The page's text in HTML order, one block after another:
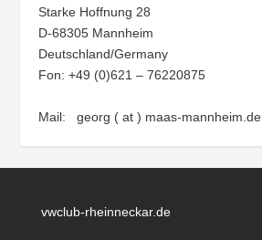
Starke Hoffnung 28
D-68305 Mannheim
Deutschland/Germany
Fon: +49 (0)621 – 76220875
Mail: georg ( at ) maas-mannheim.de
vwclub-rheinneckar.de